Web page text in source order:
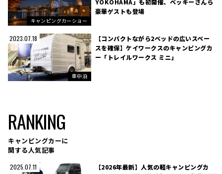
キャンピングカーショー
豪華ゲストも登場
2023.07.18
車中泊
【コンパクトながら2ベッドの広いスペー
スを確保】ケイワークスのキャンピングカ
ー「トレイルワークス ミニ」
RANKING
キャンピングカーに
関する人気記事
2025.07.11
【2026年最新】人気の軽キャンピングカ